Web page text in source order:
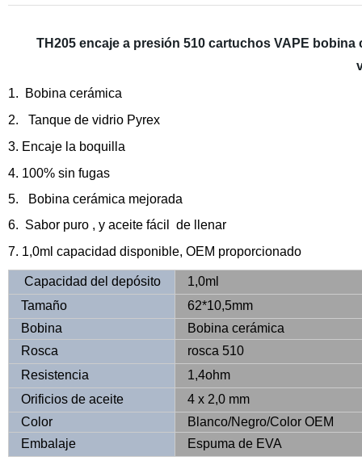
TH205 encaje a presión 510 cartuchos VAPE
1.
Bobina cerámica
2. Tanque de vidrio Pyrex
3. Encajela boquilla
4. 100% sin fugas
5. Bobina cerámica mejorada
6. Sabor puro , y aceite fácil de llenar
7. 1,0ml capacidad disponible, OEM proporcionado
Capacidad del depósito
1,0ml
Tamaño
62*10,5mm
Bobina
Bobina cerámica
Rosca
rosca 510
Resistencia
1,4ohm
Orificios de aceite
4 x 2,0 mm
Color
Blanco/Negro/Color OEM
Embalaje
Espuma de EVA